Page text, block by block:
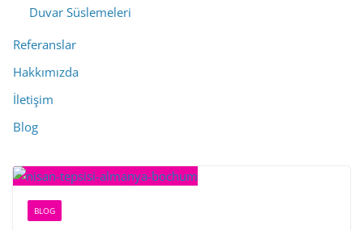
Duvar Süslemeleri
Referanslar
Hakkımızda
İletişim
Blog
BLOG